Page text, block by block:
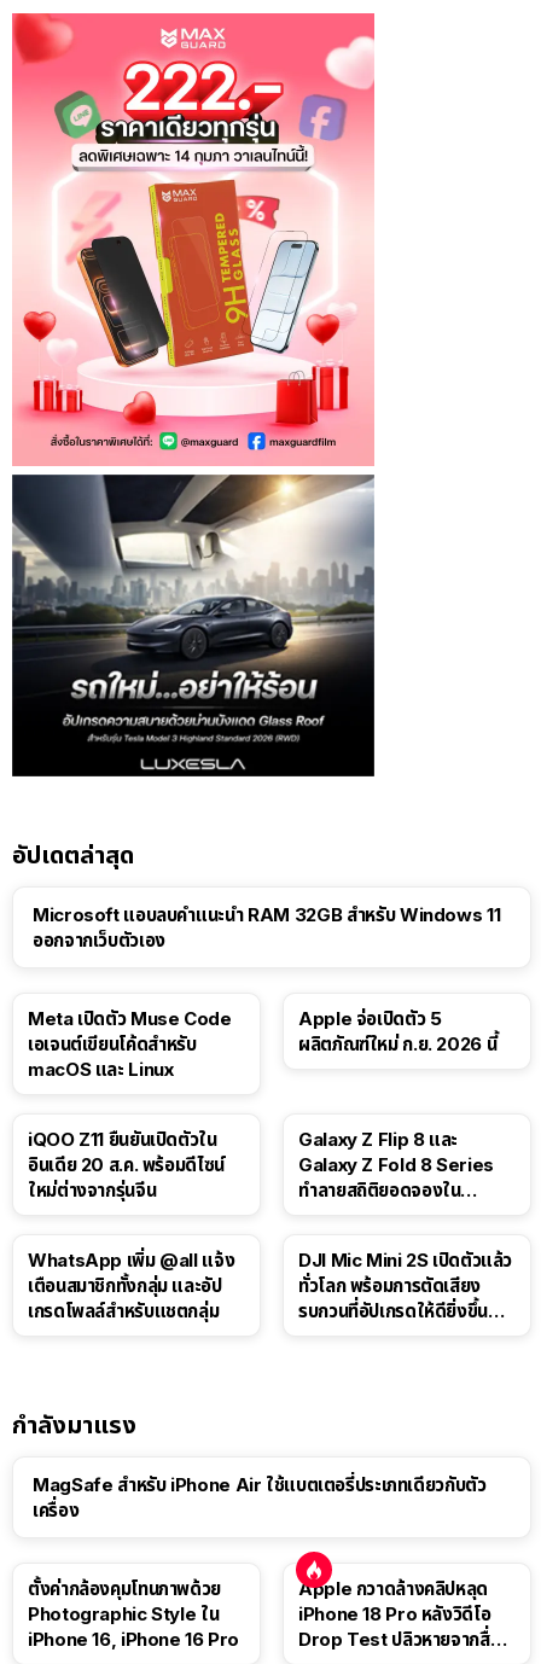
อัปเดตล่าสุด
Microsoft แอบลบคำแนะนำ RAM 32GB สำหรับ Windows 11
ออกจากเว็บตัวเอง
Meta เปิดตัว Muse Code
เอเจนต์เขียนโค้ดสำหรับ
macOS และ Linux
Apple จ่อเปิดตัว 5
ผลิตภัณฑ์ใหม่ ก.ย. 2026 นี้
iQOO Z11 ยืนยันเปิดตัวใน
อินเดีย 20 ส.ค. พร้อมดีไซน์
ใหม่ต่างจากรุ่นจีน
Galaxy Z Flip 8 และ
Galaxy Z Fold 8 Series
ทำลายสถิติยอดจองใน
WhatsApp เพิ่ม @all แจ้ง
เตือนสมาชิกทั้งกลุ่ม และอัป
เกรดโพลล์สำหรับแชตกลุ่ม
DJI Mic Mini 2S เปิดตัวแล้ว
ทั่วโลก พร้อมการตัดเสียง
รบกวนที่อัปเกรดให้ดียิ่งขึ้น
กำลังมาแรง
MagSafe สำหรับ iPhone Air ใช้แบตเตอรี่ประเภทเดียวกับตัว
เครื่อง
ตั้งค่ากล้องคุมโทนภาพด้วย
Photographic Style ใน
iPhone 16, iPhone 16 Pro
Apple กวาดล้างคลิปหลุด
iPhone 18 Pro หลังวิดีโอ
Drop Test ปลิวหายจากสื่อ